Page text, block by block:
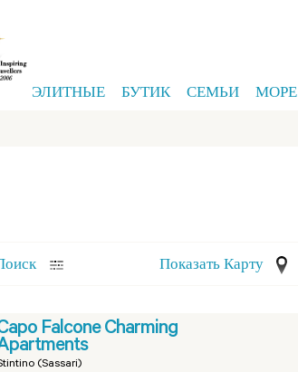
ЭЛИТНЫЕ БУТИК СЕМЬИ МОРЕ
Показать Карту
Falcone Charming
(Sassari)